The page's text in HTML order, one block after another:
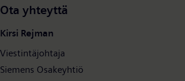
Ota yhteyttä
Kirsi Rejman
Viestintäjohtaja
Siemens Osakeyhtiö